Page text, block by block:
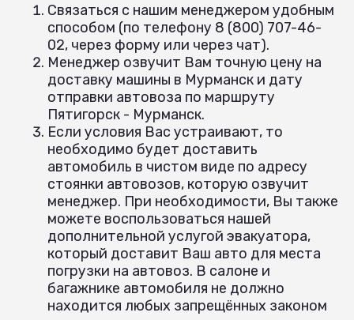
Связаться с нашим менеджером удобным
способом (по телефону 8 (800) 707-46-
02, через форму или через чат).
Менеджер озвучит Вам точную цену на
доставку машины в Мурманск и дату
отправки автовоза по маршруту
Пятигорск - Мурманск.
Если условия Вас устраивают, то
необходимо будет доставить
автомобиль в чистом виде по адресу
стоянки автовозов, которую озвучит
менеджер. При необходимости, Вы также
можете воспользоваться нашей
дополнительной услугой эвакуатора,
который доставит Ваш авто для места
погрузки на автовоз. В салоне и
багажнике автомобиля не должно
находится любых запрещённых законом